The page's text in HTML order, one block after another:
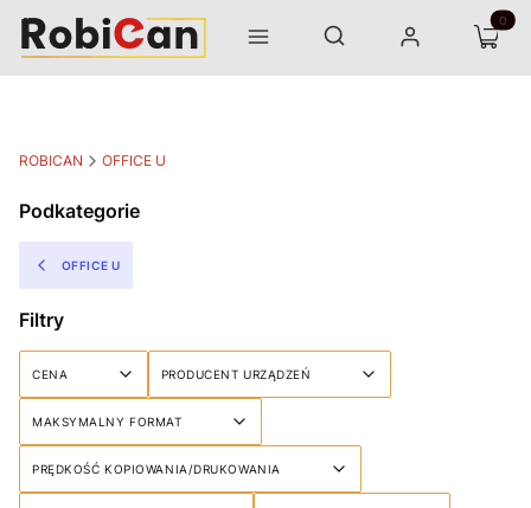
Menu Otwórz wyszukiwarkę
Szukaj Zaloguj się Koszyk
ROBICAN OFFICE U
Podkategorie
OFFICE U
Filtry
CENA PRODUCENT URZĄDZEŃ
MAKSYMALNY FORMAT
PRĘDKOŚĆ KOPIOWANIA/DRUKOWANIA